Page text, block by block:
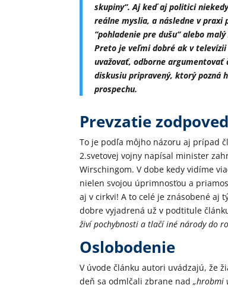
skupiny“. Aj keď aj politici
reálne myslia, a následne v
“pohladenie pre dušu“ alebo
Preto je veľmi dobré ak v
uvažovať, odborne
diskusiu pripravený, ktorý pozná
prospechu.
Prevzatie
To je podľa môjho názoru aj prípad
2.svetovej vojny napísal minister
Wirschingom. V dobe kedy vidíme
nielen svojou úprimnosťou a
aj v cirkvi! A to celé je znásobené aj
dobre vyjadrená už v podtitule
živí pochybnosti a tlačí iné národy do
Oslobodenie
V úvode článku autori uvádzajú, že
deň sa odmlčali zbrane nad„hrobmi